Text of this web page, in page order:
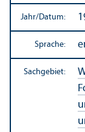
Jahr/Datum:
Sprache:
Sachgebiet: